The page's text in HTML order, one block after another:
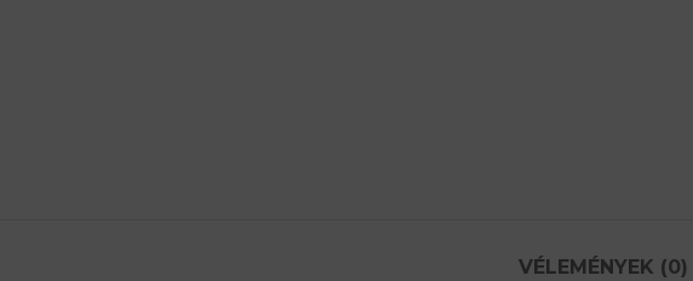
VÉLEMÉNYEK (0)